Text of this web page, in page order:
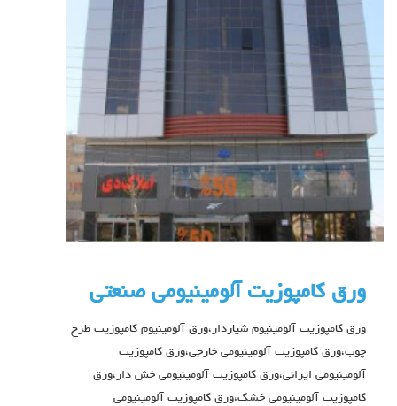
ورق کامپوزیت آلومینیومی صنعتی
ورق کامپوزیت آلومینیوم شیاردار،ورق آلومینیوم کامپوزیت طرح
چوب،ورق کامپوزیت آلومینیومی خارجی،ورق کامپوزیت
آلومینیومی ایرانی،ورق کامپوزیت آلومینیومی خش دار،ورق
کامپوزیت آلومینیومی خشک،ورق کامپوزیت آلومینیومی